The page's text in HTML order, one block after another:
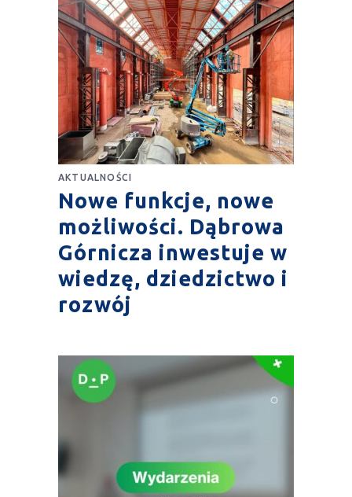
AKTUALNOŚCI
Nowe funkcje, nowe
możliwości. Dąbrowa
Górnicza inwestuje w
wiedzę, dziedzictwo i
rozwój